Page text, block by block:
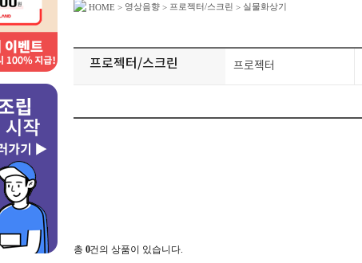
HOME > 영상음향 > 프로젝터/스크린 > 실물화상기
프로젝터/스크린 프로젝터